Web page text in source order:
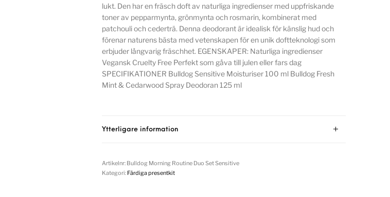
lukt. Den har en fräsch doft av naturliga ingredienser med uppfriskande
toner av pepparmynta, grönmynta och rosmarin, kombinerat med
patchouli och cederträ. Denna deodorant är idealisk för känslig hud och
förenar naturens bästa med vetenskapen för en unik doftteknologi som
erbjuder långvarig fräschhet. EGENSKAPER: Naturliga ingredienser
Vegansk Cruelty Free Perfekt som gåva till julen eller fars dag
SPECIFIKATIONER Bulldog Sensitive Moisturiser 100 ml Bulldog Fresh
Mint & Cedarwood Spray Deodoran 125 ml
Ytterligare information
Artikelnr: Bulldog Morning Routine Duo Set Sensitive
Kategori: Färdiga presentkit